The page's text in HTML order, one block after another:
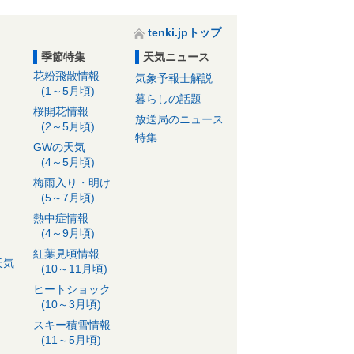
tenki.jpトップ
気
季節特集
花粉飛散情報
(1～5月頃)
桜開花情報
(2～5月頃)
GWの天気
(4～5月頃)
梅雨入り・明け
(5～7月頃)
熱中症情報
(4～9月頃)
紅葉見頃情報
(10～11月頃)
ヒートショック
(10～3月頃)
スキー積雪情報
(11～5月頃)
天気ニュース
気象予報士解説
暮らしの話題
放送局のニュース
特集